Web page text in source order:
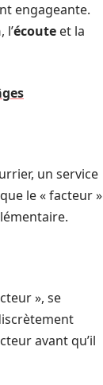
engageante.
, l’écoute et la
un service
le « facteur »
», se
avant qu’il